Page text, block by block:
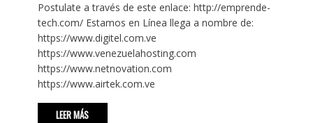
Postulate a través de este enlace: http://emprende-
tech.com/ Estamos en Línea llega a nombre de:
https://www.digitel.com.ve
https://www.venezuelahosting.com
https://www.netnovation.com
https://www.airtek.com.ve
LEER MÁS